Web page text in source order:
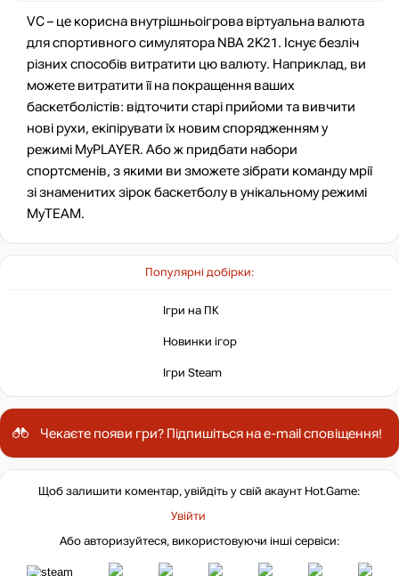
Популярні добірки:
Ігри на ПК
Новинки ігор
Ігри Steam
VC – це корисна внутрішньоігрова віртуальна валюта
для спортивного симулятора NBA 2K21. Існує безліч
різних способів витратити цю валюту. Наприклад, ви
можете витратити її на покращення ваших
баскетболістів: відточити старі прийоми та вивчити
нові рухи, екіпірувати їх новим спорядженням у
режимі MyPLAYER. Або ж придбати набори
спортсменів, з якими ви зможете зібрати команду мрії
зі знаменитих зірок баскетболу в унікальному режимі
MyTEAM.
Чекаєте появи гри? Підпишіться на e-mail сповіщення!
Щоб залишити коментар, увійдіть у свій акаунт Hot.Game:
Увійти
Або авторизуйтеся, використовуючи інші сервіси: